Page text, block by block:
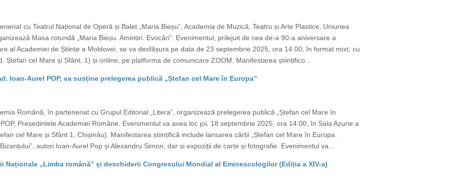
cu Teatrul Național de Operă și Balet „Maria Bieșu”, Academia de Muzică, Teatru și Arte Plastice, Uniunea
Masa rotundă „Maria Bieșu. Amintiri. Evocări”. Evenimentul, prilejuit de cea de-a 90-a aniversare a
al Academiei de Științe a Moldovei, se va desfășura pe data de 23 septembrie 2025, ora 14.00, în format mixt, cu
Ștefan cel Mare și Sfânt, 1) și online, pe platforma de comunicare ZOOM. Manifestarea științifico...
Ioan-Aurel POP, va susține prelegerea publică „Ștefan cel Mare în Europa”
Română, în parteneriat cu Grupul Editorial „Litera”, organizează prelegerea publică „Ștefan cel Mare în
Președintele Academiei Române. Evenimentul va avea loc joi, 18 septembrie 2025, ora 14:00, în Sala Azurie a
cel Mare și Sfânt 1, Chișinău). Manifestarea științifică include lansarea cărții „Ștefan cel Mare în Europa.
autori Ioan-Aurel Pop și Alexandru Simon, dar și expoziții de carte și fotografie. Evenimentul va...
Naționale „Limba română” și deschiderii Congresului Mondial al Eminescologilor (Ediția a XIV-a)